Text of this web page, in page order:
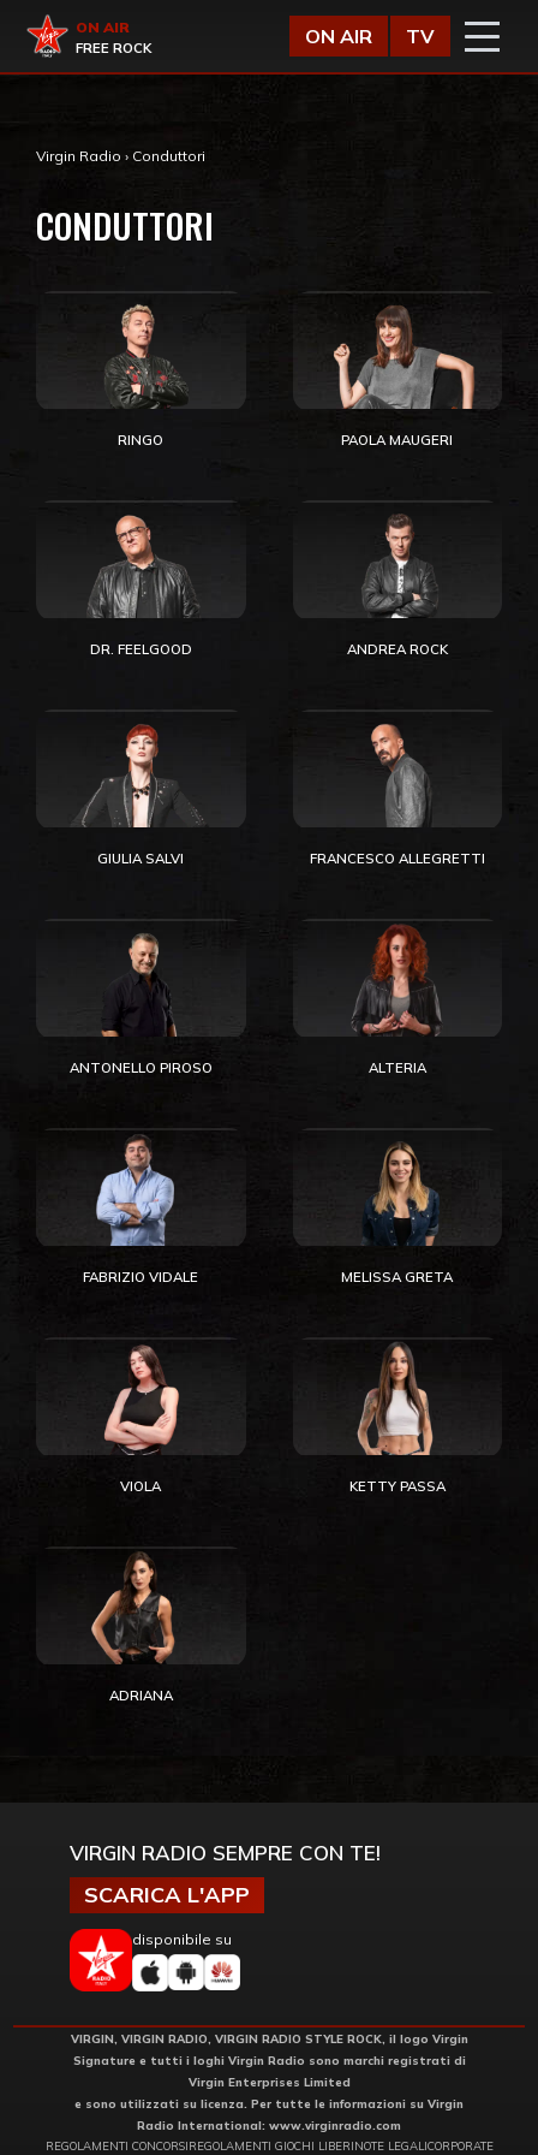
Virgin Radio
ON AIR
FREE ROCK
ON AIR TV
Virgin Radio › Conduttori
CONDUTTORI
RINGO PAOLA MAUGERI
DR. FEELGOOD ANDREA ROCK
GIULIA SALVI FRANCESCO ALLEGRETTI
ANTONELLO PIROSO ALTERIA
FABRIZIO VIDALE MELISSA GRETA
VIOLA KETTY PASSA
ADRIANA
VIRGIN RADIO SEMPRE CON TE!
SCARICA L'APP
disponibile su
VIRGIN, VIRGIN RADIO, VIRGIN RADIO STYLE ROCK, il logo Virgin
Signature e tutti i loghi Virgin Radio sono marchi registrati di
Virgin Enterprises Limited
e sono utilizzati su licenza. Per tutte le informazioni su Virgin
Radio International: www.virginradio.com
REGOLAMENTI CONCORSIREGOLAMENTI GIOCHI LIBERINOTE LEGALICORPORATE